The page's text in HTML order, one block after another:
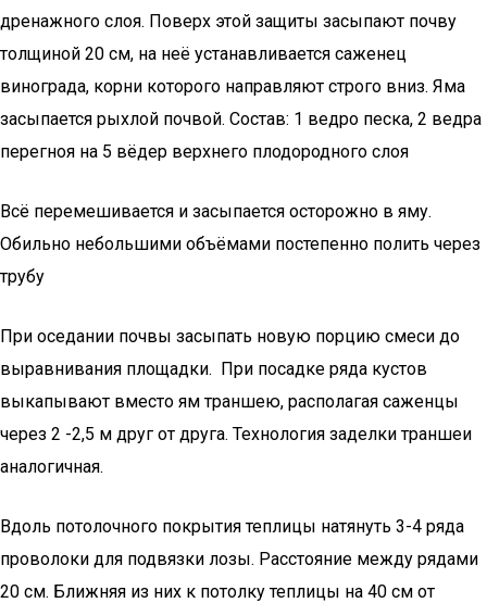
дренажного слоя. Поверх этой защиты засыпают почву
толщиной 20 см, на неё устанавливается саженец
винограда, корни которого направляют строго вниз. Яма
засыпается рыхлой почвой. Состав: 1 ведро песка, 2 ведра
перегноя на 5 вёдер верхнего плодородного слоя
Всё перемешивается и засыпается осторожно в яму.
Обильно небольшими объёмами постепенно полить через
трубу
При оседании почвы засыпать новую порцию смеси до
выравнивания площадки. При посадке ряда кустов
выкапывают вместо ям траншею, располагая саженцы
через 2 -2,5 м друг от друга. Технология заделки траншеи
аналогичная.
Вдоль потолочного покрытия теплицы натянуть 3-4 ряда
проволоки для подвязки лозы. Расстояние между рядами
20 см. Ближняя из них к потолку теплицы на 40 см от